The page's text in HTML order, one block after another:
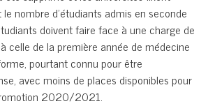
nombre d’étudiants admis en seconde
doivent faire face à une charge de
celle de la première année de médecine
pourtant connu pour être
avec moins de places disponibles pour
2020/2021.